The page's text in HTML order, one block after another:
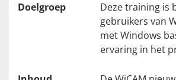
Doelgroep
Deze training is
gebruikers van
met Windows
ervaring in het